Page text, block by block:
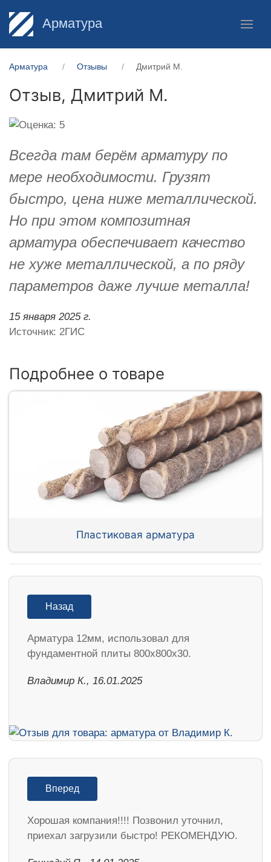
Арматура
Арматура Отзывы Дмитрий М.
Отзыв, Дмитрий М.
Всегда там берём арматуру по
мере необходимости. Грузят
быстро, цена ниже металлической.
Но при этом композитная
арматура обеспечивает качество
не хуже металлической, а по ряду
параметров даже лучше металла!
15 января 2025 г.
Источник: 2ГИС
Подробнее о товаре
Пластиковая арматура
Назад
Арматура 12мм, использовал для
фундаментной плиты 800х800х30.
Владимир К., 16.01.2025
Вперед
Хорошая компания!!!! Позвонил уточнил,
приехал загрузили быстро! РЕКОМЕНДУЮ.